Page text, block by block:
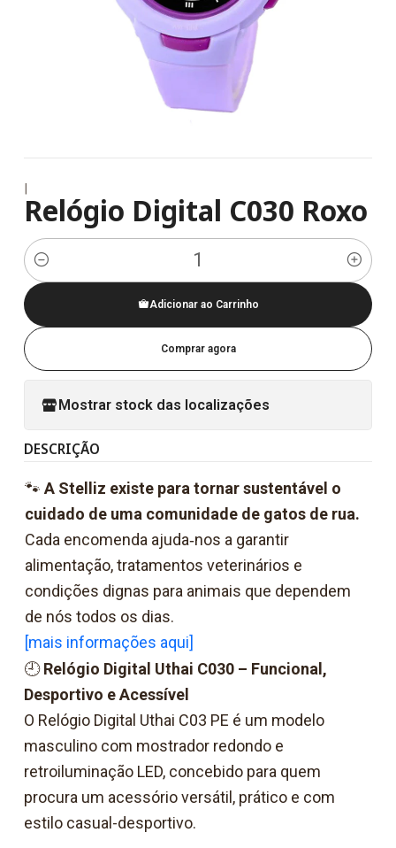
|
Relógio Digital C030 Roxo
Quantidade
Adicionar ao Carrinho
Comprar agora
Mostrar stock das localizações
DESCRIÇÃO
🐾 A Stelliz existe para tornar sustentável o
cuidado de uma comunidade de gatos de rua.
Cada encomenda ajuda‑nos a garantir
alimentação, tratamentos veterinários e
condições dignas para animais que dependem
de nós todos os dias.
[mais informações aqui]
🕘Relógio Digital Uthai C030 – Funcional,
Desportivo e Acessível
O Relógio Digital Uthai C03 PE é um modelo
masculino com mostrador redondo e
retroiluminação LED, concebido para quem
procura um acessório versátil, prático e com
estilo casual-desportivo.